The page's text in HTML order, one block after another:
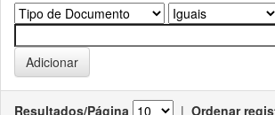
Resultados/Página | Ordenar